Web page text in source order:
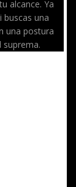
alcance. Ya
buscas una
una postura